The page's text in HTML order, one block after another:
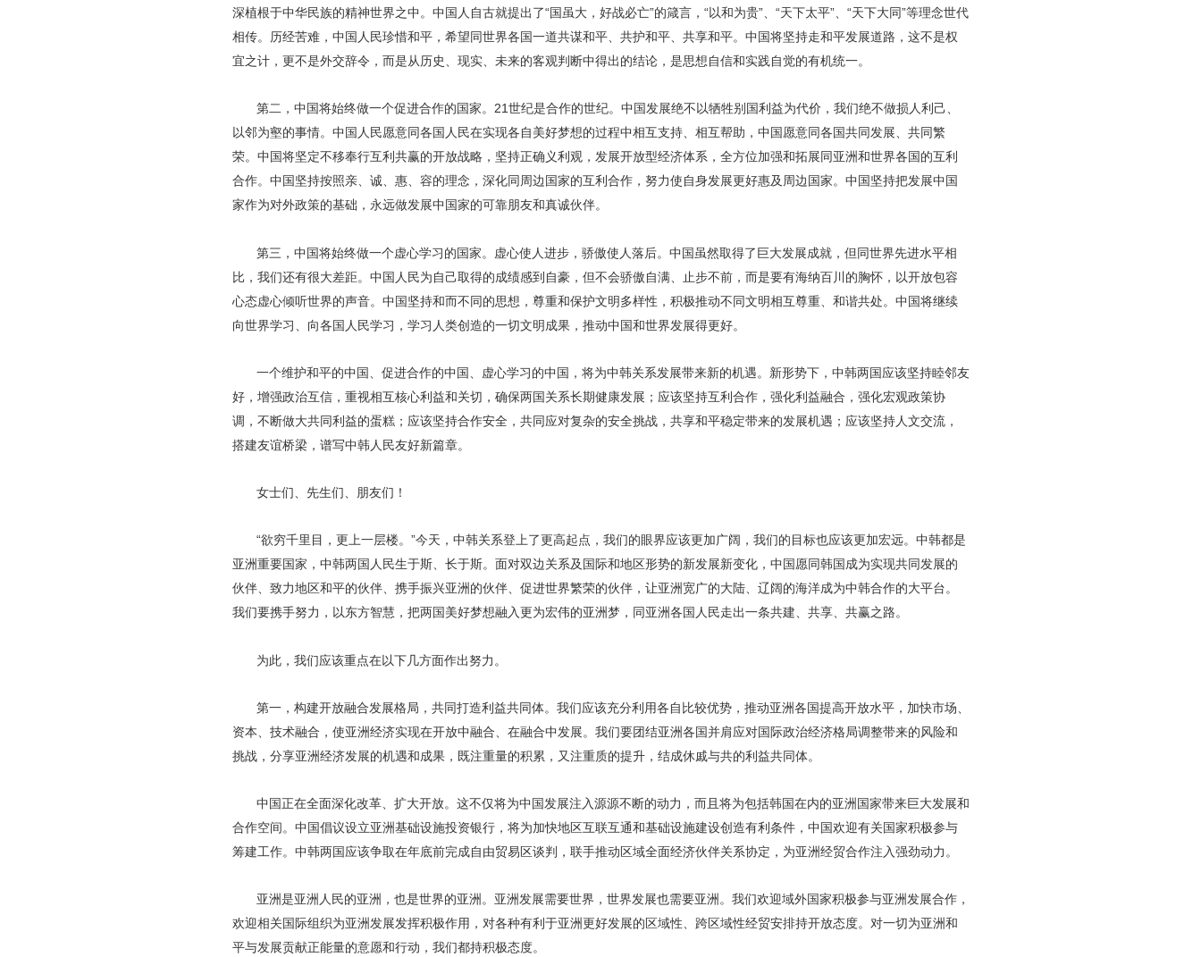
深植根于中华民族的精神世界之中。中国人自古就提出了“国虽大，好战必亡”的箴言，“以和为贵”、“天下太平”、“天下大同”等理念世代
相传。历经苦难，中国人民珍惜和平，希望同世界各国一道共谋和平、共护和平、共享和平。中国将坚持走和平发展道路，这不是权
宜之计，更不是外交辞令，而是从历史、现实、未来的客观判断中得出的结论，是思想自信和实践自觉的有机统一。
第二，中国将始终做一个促进合作的国家。21世纪是合作的世纪。中国发展绝不以牺牲别国利益为代价，我们绝不做损人利己、
以邻为壑的事情。中国人民愿意同各国人民在实现各自美好梦想的过程中相互支持、相互帮助，中国愿意同各国共同发展、共同繁
荣。中国将坚定不移奉行互利共赢的开放战略，坚持正确义利观，发展开放型经济体系，全方位加强和拓展同亚洲和世界各国的互利
合作。中国坚持按照亲、诚、惠、容的理念，深化同周边国家的互利合作，努力使自身发展更好惠及周边国家。中国坚持把发展中国
家作为对外政策的基础，永远做发展中国家的可靠朋友和真诚伙伴。
第三，中国将始终做一个虚心学习的国家。虚心使人进步，骄傲使人落后。中国虽然取得了巨大发展成就，但同世界先进水平相
比，我们还有很大差距。中国人民为自己取得的成绩感到自豪，但不会骄傲自满、止步不前，而是要有海纳百川的胸怀，以开放包容
心态虚心倾听世界的声音。中国坚持和而不同的思想，尊重和保护文明多样性，积极推动不同文明相互尊重、和谐共处。中国将继续
向世界学习、向各国人民学习，学习人类创造的一切文明成果，推动中国和世界发展得更好。
一个维护和平的中国、促进合作的中国、虚心学习的中国，将为中韩关系发展带来新的机遇。新形势下，中韩两国应该坚持睦邻友
好，增强政治互信，重视相互核心利益和关切，确保两国关系长期健康发展；应该坚持互利合作，强化利益融合，强化宏观政策协
调，不断做大共同利益的蛋糕；应该坚持合作安全，共同应对复杂的安全挑战，共享和平稳定带来的发展机遇；应该坚持人文交流，
搭建友谊桥梁，谱写中韩人民友好新篇章。
女士们、先生们、朋友们！
“欲穷千里目，更上一层楼。”今天，中韩关系登上了更高起点，我们的眼界应该更加广阔，我们的目标也应该更加宏远。中韩都是
亚洲重要国家，中韩两国人民生于斯、长于斯。面对双边关系及国际和地区形势的新发展新变化，中国愿同韩国成为实现共同发展的
伙伴、致力地区和平的伙伴、携手振兴亚洲的伙伴、促进世界繁荣的伙伴，让亚洲宽广的大陆、辽阔的海洋成为中韩合作的大平台。
我们要携手努力，以东方智慧，把两国美好梦想融入更为宏伟的亚洲梦，同亚洲各国人民走出一条共建、共享、共赢之路。
为此，我们应该重点在以下几方面作出努力。
第一，构建开放融合发展格局，共同打造利益共同体。我们应该充分利用各自比较优势，推动亚洲各国提高开放水平，加快市场、
资本、技术融合，使亚洲经济实现在开放中融合、在融合中发展。我们要团结亚洲各国并肩应对国际政治经济格局调整带来的风险和
挑战，分享亚洲经济发展的机遇和成果，既注重量的积累，又注重质的提升，结成休戚与共的利益共同体。
中国正在全面深化改革、扩大开放。这不仅将为中国发展注入源源不断的动力，而且将为包括韩国在内的亚洲国家带来巨大发展和
合作空间。中国倡议设立亚洲基础设施投资银行，将为加快地区互联互通和基础设施建设创造有利条件，中国欢迎有关国家积极参与
筹建工作。中韩两国应该争取在年底前完成自由贸易区谈判，联手推动区域全面经济伙伴关系协定，为亚洲经贸合作注入强劲动力。
亚洲是亚洲人民的亚洲，也是世界的亚洲。亚洲发展需要世界，世界发展也需要亚洲。我们欢迎域外国家积极参与亚洲发展合作，
欢迎相关国际组织为亚洲发展发挥积极作用，对各种有利于亚洲更好发展的区域性、跨区域性经贸安排持开放态度。对一切为亚洲和
平与发展贡献正能量的意愿和行动，我们都持积极态度。